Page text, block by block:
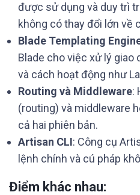
được sử dụng và duy trì
không có thay đổi lớn về
Blade Templating
Blade cho việc xử lý giao
và cách hoạt động như
Routing và Middleware:
(routing) và middleware
cả hai phiên bản.
Artisan CLI: Công cụ
lệnh chính và cú pháp
Điểm khác nhau: